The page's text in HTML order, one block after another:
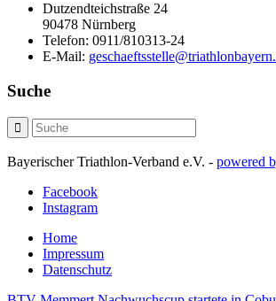
Dutzendteichstraße 24
90478 Nürnberg
Telefon: 0911/810313-24
E-Mail:
Suche
Bayerischer Triathlon-Verband e.V. - powered
Facebook
Instagram
Home
Impressum
Datenschutz